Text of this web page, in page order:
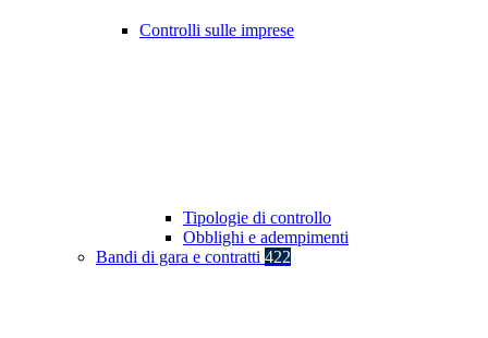
Controlli sulle imprese
Tipologie di controllo
Obblighi e adempimenti
Bandi di gara e contratti 422